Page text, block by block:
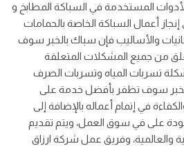
المستخدمة في السباكة المطابخ و
أعمال السباكة الخاصة بالحمامات
والأساليب فإن سباك بالخبر سوف
من جميع المشكلات المتعلقة
تسربات المياه وتسربات الصرف
سوف تظفر بأفضل خدمة على
في إتمام أعماله بالإضافة إلى
على في سوق العمل، ويتم تقديم
والعالمية، وفريق عمل شركة ارزاق